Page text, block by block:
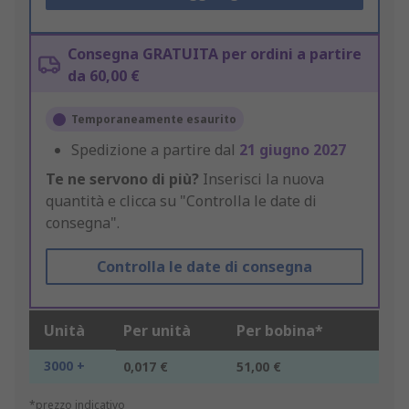
Consegna GRATUITA per ordini a partire
da 60,00 €
Temporaneamente esaurito
Spedizione a partire dal 21 giugno 2027
Te ne servono di più? Inserisci la nuova
quantità e clicca su "Controlla le date di
consegna".
Controlla le date di consegna
Unità Per unità Per bobina*
3000 + 0,017 € 51,00 €
*prezzo indicativo